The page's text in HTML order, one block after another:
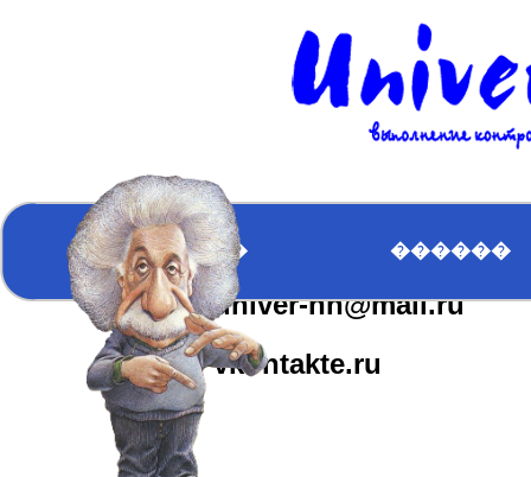
��������
�������
ICQ:617163610
univer-nn@mail.ru
vkontakte.ru
������� ������
����� ������